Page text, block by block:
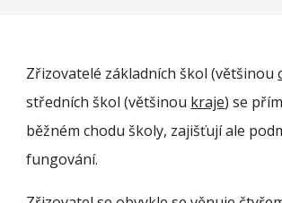
Zřizovatelé základních škol (většinou
středních škol (většinou kraje) se
běžném chodu školy, zajišťují ale
fungování.